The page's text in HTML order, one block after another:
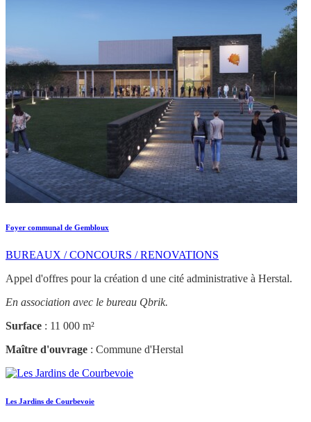
Foyer communal de Gembloux
BUREAUX / CONCOURS / RENOVATIONS
Appel d'offres pour la création d une cité administrative à Herstal.
En association avec le bureau Qbrik.
Surface : 11 000 m²
Maître d'ouvrage : Commune d'Herstal
Les Jardins de Courbevoie